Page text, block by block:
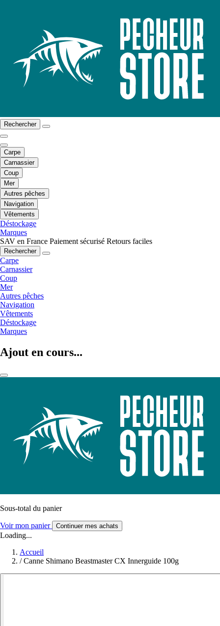
Rechercher
Carpe
Carnassier
Coup
Mer
Autres pêches
Navigation
Vêtements
Déstockage
Marques
SAV en France Paiement sécurisé Retours faciles
Rechercher
Carpe
Carnassier
Coup
Mer
Autres pêches
Navigation
Vêtements
Déstockage
Marques
Ajout en cours...
Sous-total du panier
Voir mon panier Continuer mes achats
Loading...
Accueil
/ Canne Shimano Beastmaster CX Innerguide 100g